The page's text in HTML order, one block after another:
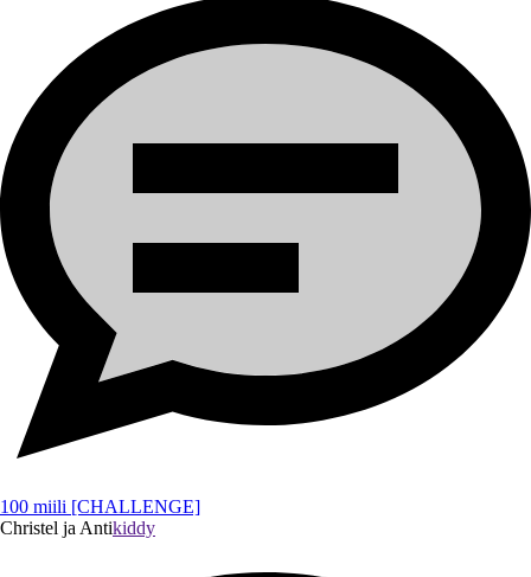
100 miili [CHALLENGE]
Christel ja Antikiddy